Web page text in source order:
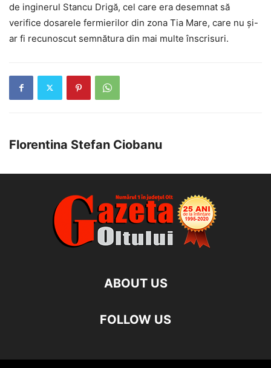
de inginerul Stancu Drigă, cel care era desemnat să
verifice dosarele fermierilor din zona Tia Mare, care nu și-
ar fi recunoscut semnătura din mai multe înscrisuri.
Florentina Stefan Ciobanu
ABOUT US
FOLLOW US